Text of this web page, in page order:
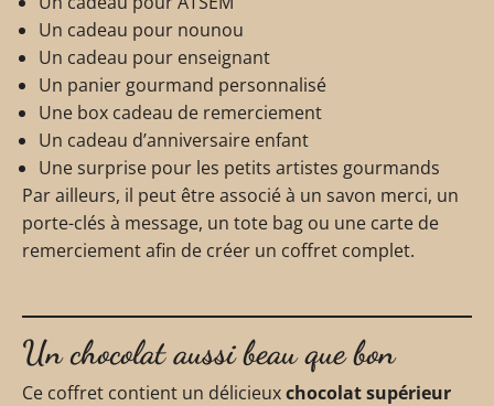
Un cadeau pour nounou
Un cadeau pour enseignant
Un panier gourmand personnalisé
Une box cadeau de remerciement
Un cadeau d’anniversaire enfant
Une surprise pour les petits artistes gourmands
Par ailleurs, il peut être associé à un savon merci, un
porte-clés à message, un tote bag ou une carte de
remerciement afin de créer un coffret complet.
Un chocolat aussi beau que bon
Ce coffret contient un délicieuxchocolat supérieur